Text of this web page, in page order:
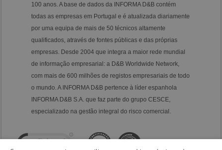
100 anos. A base de dados da INFORMA D&B contém
todas as empresas em Portugal e é atualizada diariamente
por uma equipa de mais de 50 técnicos altamente
qualificados, através de fontes públicas e das próprias
empresas. Desde 2004 que integra a maior rede mundial
de informação empresarial: a D&B Worldwide Network,
com mais de 600 milhões de registos empresariais de todo
o mundo. A INFORMA D&B pertence à líder espanhola
INFORMA D&B S.A. que faz parte do grupo CESCE,
especializado na gestão integral do risco comercial.